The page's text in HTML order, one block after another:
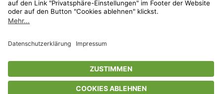
* Streichpreise entsprechen der unverbindlichen Preisempfehlung des
Herstellers. Prozentangaben beziehen sich auf den Streichpreis.